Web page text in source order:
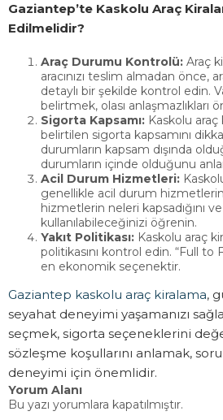
Gaziantep’te Kaskolu Araç
Edilmelidir?
Araç Durumu Kontrolü: Araç
aracınızı teslim almadan önce,
detaylı bir şekilde kontrol edin.
belirtmek, olası anlaşmazlıkları
Sigorta Kapsamı: Kaskolu
belirtilen sigorta kapsamını
durumların kapsam dışında
durumların içinde olduğunu
Acil Durum Hizmetleri:
genellikle acil durum
hizmetlerin neleri kapsadığını ve
kullanılabileceğinizi öğrenin.
Yakıt Politikası: Kaskolu araç
politikasını kontrol edin. “Full to
en ekonomik seçenektir.
Gaziantep kaskolu araç kiralama,
seyahat deneyimi yaşamanızı
seçmek, sigorta seçeneklerini
sözleşme koşullarını anlamak,
deneyimi için önemlidir.
Yorum Alanı
Bu yazı yorumlara kapatılmıştır.